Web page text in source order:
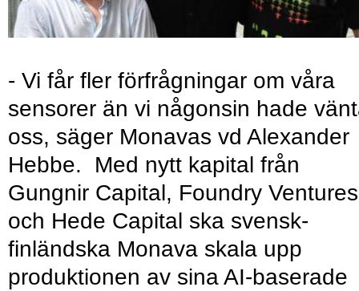
- Vi får fler förfrågningar om våra
sensorer än vi någonsin hade
oss, säger Monavas vd Alexander
Hebbe. Med nytt kapital från
Gungnir Capital, Foundry Ventures
och Hede Capital ska svensk-
finländska Monava skala upp
produktionen av sina AI-baserade